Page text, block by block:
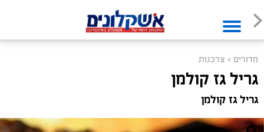
מדורים > צרכנות
גריל גז קולמן
גריל גז קולמן